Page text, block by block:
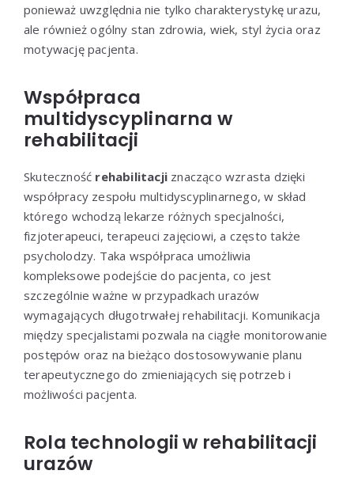
ponieważ uwzględnia nie tylko charakterystykę urazu,
ale również ogólny stan zdrowia, wiek, styl życia oraz
motywację pacjenta.
Współpraca
multidyscyplinarna w
rehabilitacji
Skuteczność rehabilitacji znacząco wzrasta dzięki
współpracy zespołu multidyscyplinarnego, w skład
którego wchodzą lekarze różnych specjalności,
fizjoterapeuci, terapeuci zajęciowi, a często także
psycholodzy. Taka współpraca umożliwia
kompleksowe podejście do pacjenta, co jest
szczególnie ważne w przypadkach urazów
wymagających długotrwałej rehabilitacji. Komunikacja
między specjalistami pozwala na ciągłe monitorowanie
postępów oraz na bieżąco dostosowywanie planu
terapeutycznego do zmieniających się potrzeb i
możliwości pacjenta.
Rola technologii w rehabilitacji
urazów